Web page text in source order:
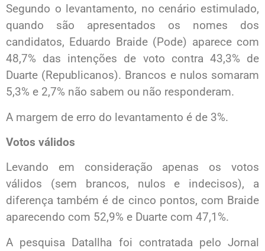
Segundo o levantamento, no cenário estimulado,
quando são apresentados os nomes dos
candidatos, Eduardo Braide (Pode) aparece com
48,7% das intenções de voto contra 43,3% de
Duarte (Republicanos). Brancos e nulos somaram
5,3% e 2,7% não sabem ou não responderam.
A margem de erro do levantamento é de 3%.
Votos válidos
Levando em consideração apenas os votos
válidos (sem brancos, nulos e indecisos), a
diferença também é de cinco pontos, com Braide
aparecendo com 52,9% e Duarte com 47,1%.
A pesquisa DataIlha foi contratada pelo Jornal